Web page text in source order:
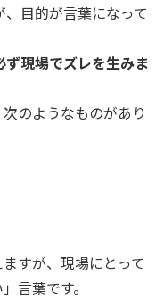
目的が言葉になって
ず現場でズレを生みま
のようなものがあり
すが、現場にとって
言葉です。